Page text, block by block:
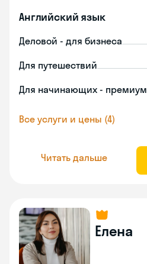
Английский язык
Деловой - для бизнеса
Для путешествий
Для начинающих - премиум
Все услуги и цены (4)
Читать дальше
Елена